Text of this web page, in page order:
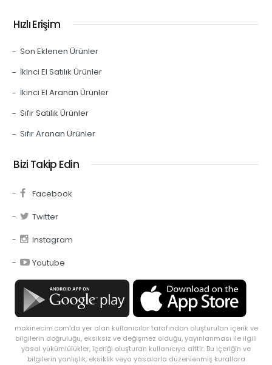
Hızlı Erişim
Son Eklenen Ürünler
İkinci El Satılık Ürünler
İkinci El Aranan Ürünler
Sıfır Satılık Ürünler
Sıfır Aranan Ürünler
Bizi Takip Edin
Facebook
Twitter
Instagram
Youtube
makinecim.com'da yer alan kullanıcılar tarafından oluşturulan içerik ve
bilgilerin doğruluğu, eksiksiz ve değişmez olduğu, yayınlanması ile ilgili
yasal yükümlülükler, içeriği oluşturan kullanıcıya aittir. Bu içeriğin ve
bilgilerin yanlışlık, eksiklik veya yasalarla düzenlenmiş kurallara